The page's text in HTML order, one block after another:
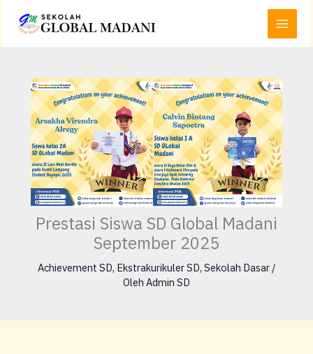
Main
Menu
Prestasi Siswa SD Global Madani
September 2025
Achievement SD, Ekstrakurikuler SD, Sekolah Dasar/
Oleh Admin SD